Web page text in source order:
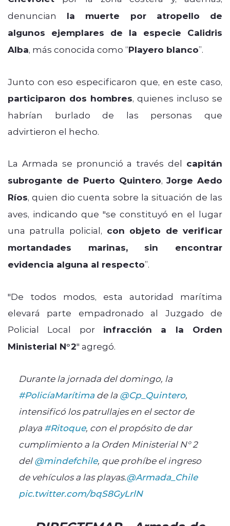
denuncian
la muerte por atropello de
algunos ejemplares de la especie Calidris
Alba, más conocida como “Playero blanco”.
Junto con eso especificaron que, en este caso,
participaron dos hombres, quienes incluso se
habrían burlado de las personas que
advirtieron el hecho.
La Armada se pronunció a través del capitán
subrogante de Puerto Quintero, Jorge Aedo
Ríos, quien dio cuenta sobre la situación de las
aves, indicando que "se constituyó en el lugar
una patrulla policial, con objeto de verificar
mortandades marinas, sin encontrar
evidencia alguna al respecto”.
"De todos modos, esta autoridad marítima
elevará parte empadronado al Juzgado de
Policial Local por infracción a la Orden
Ministerial N°2" agregó.
Durante la jornada del domingo, la
#PolicíaMarítimade la @Cp_Quintero,
intensificó los patrullajes en el sector de
playa #Ritoque, con el propósito de dar
cumplimiento a la Orden Ministerial N° 2
del@mindefchile, que prohíbe el ingreso
de vehículos a las playas.@Armada_Chile
pic.twitter.com/bqS8GyLrlN